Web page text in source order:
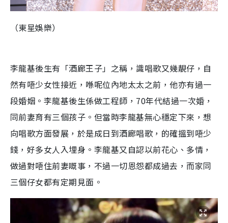
（東星娛樂）
李龍基後生有「酒廊王子」之稱，識唱歌又幾靚仔，自
然有唔少女性接近，喺呢位內地太太之前，他亦有過一
段婚姻。李龍基後生係做工程師，70年代結過一次婚，
同前妻育有三個孩子。但當時李龍基無心穩定下來，想
向唱歌方面發展，於是成日到酒廊唱歌，的確搵到唔少
錢，好多女人入埋身。李龍基又自認以前花心、多情，
做過對唔住前妻嘅事，不過一切恩怨都成過去，而家同
三個仔女都有定期見面。